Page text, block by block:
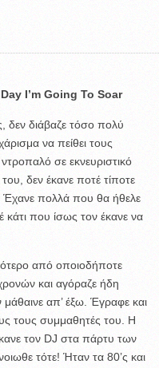
I’m Going To Soar
δεν διάβαζε τόσο πολύ
να πείθει τους
σε εκνευριστικό
δεν έκανε ποτέ τίποτε
Έχανε πολλά που θα ήθελε
κάτι που ίσως τον έκανε να
από οποιοδήποτε
και αγόραζε ήδη
απ’ έξω. Έγραφε και
τους συμμαθητές του. Η
τον DJ στα πάρτυ των
τότε! Ήταν τα 80’ς και